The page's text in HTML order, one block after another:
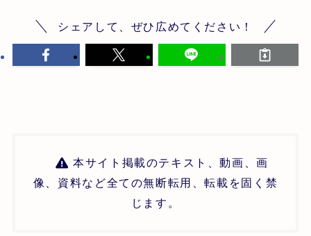
シェアして、ぜひ広めてください！
本サイト掲載のテキスト、動画、画
像、資料など全ての無断転用、転載を固く禁
じます。